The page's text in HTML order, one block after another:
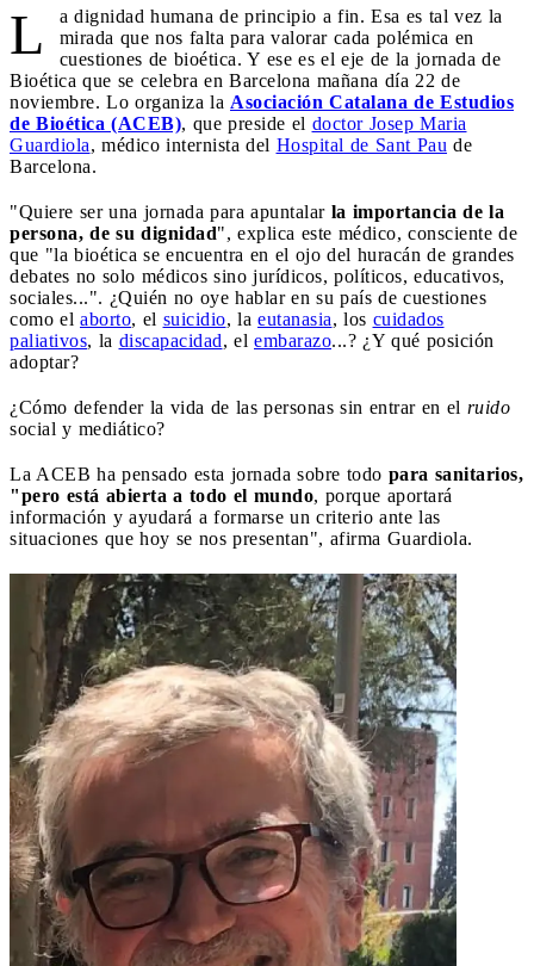
L
a dignidad humana de principio a fin. Esa es tal vez la
mirada que nos falta para valorar cada polémica en
cuestiones de bioética. Y ese es el eje de la jornada de
Bioética que se celebra en Barcelona mañana día 22 de
noviembre. Lo organiza la Asociación Catalana de Estudios
de Bioética (ACEB), que preside el doctor Josep Maria
Guardiola, médico internista del Hospital de Sant Pau de
Barcelona.
"Quiere ser una jornada para apuntalar la importancia de la
persona, de su dignidad", explica este médico, consciente de
que "la bioética se encuentra en el ojo del huracán de grandes
debates no solo médicos sino jurídicos, políticos, educativos,
sociales...". ¿Quién no oye hablar en su país de cuestiones
como el aborto, el suicidio, la eutanasia, los cuidados
paliativos, la discapacidad, el embarazo...? ¿Y qué posición
adoptar?
¿Cómo defender la vida de las personas sin entrar en el ruido
social y mediático?
La ACEB ha pensado esta jornada sobre todo para sanitarios,
"pero está abierta a todo el mundo, porque aportará
información y ayudará a formarse un criterio ante las
situaciones que hoy se nos presentan", afirma Guardiola.